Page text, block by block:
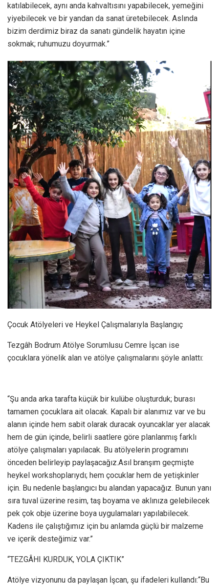
katılabilecek, aynı anda kahvaltısını yapabilecek, yemeğini
yiyebilecek ve bir yandan da sanat üretebilecek. Aslında
bizim derdimiz biraz da sanatı gündelik hayatın içine
sokmak; ruhumuzu doyurmak.”
Çocuk Atölyeleri ve Heykel Çalışmalarıyla Başlangıç
Tezgâh Bodrum Atölye Sorumlusu Cemre İşcan ise
çocuklara yönelik alan ve atölye çalışmalarını şöyle anlattı:
“Şu anda arka tarafta küçük bir kulübe oluşturduk; burası
tamamen çocuklara ait olacak. Kapalı bir alanımız var ve bu
alanın içinde hem sabit olarak duracak oyuncaklar yer alacak
hem de gün içinde, belirli saatlere göre planlanmış farklı
atölye çalışmaları yapılacak. Bu atölyelerin programını
önceden belirleyip paylaşacağız.Asıl branşım geçmişte
heykel workshoplarıydı; hem çocuklar hem de yetişkinler
için. Bu nedenle başlangıcı bu alandan yapacağız. Bunun yanı
sıra tuval üzerine resim, taş boyama ve aklınıza gelebilecek
pek çok obje üzerine boya uygulamaları yapılabilecek.
Kadens ile çalıştığımız için bu anlamda güçlü bir malzeme
ve içerik desteğimiz var.”
“TEZGÂHI KURDUK, YOLA ÇIKTIK”
Atölye vizyonunu da paylaşan İşcan, şu ifadeleri kullandı:“Bu